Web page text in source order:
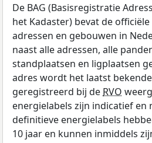
De BAG (Basisregistratie
het Kadaster) bevat de
adressen en gebouwen in
naast alle adressen, alle
standplaatsen en ligplaatsen
adres wordt het laatst
geregistreerd bij de RVO
energielabels zijn indicatief en
definitieve energielabels
10 jaar en kunnen inmiddels